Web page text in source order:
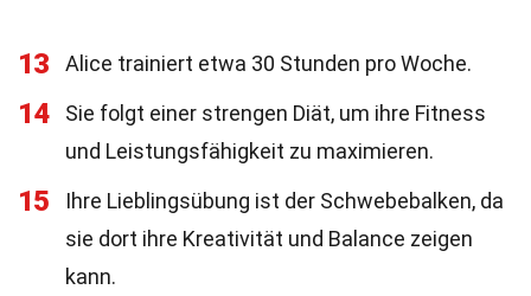
13 Alice trainiert etwa 30 Stunden pro Woche.
14
Sie folgt einer strengen Diät, um ihre Fitness
und Leistungsfähigkeit zu maximieren.
15
Ihre Lieblingsübung ist der Schwebebalken, da
sie dort ihre Kreativität und Balance zeigen
kann.